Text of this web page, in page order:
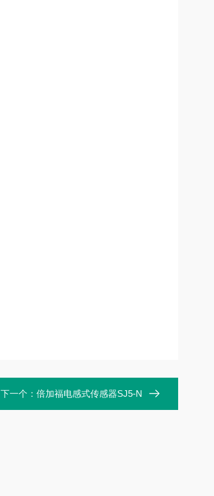
下一个： 倍加福电感式传感器SJ5-N